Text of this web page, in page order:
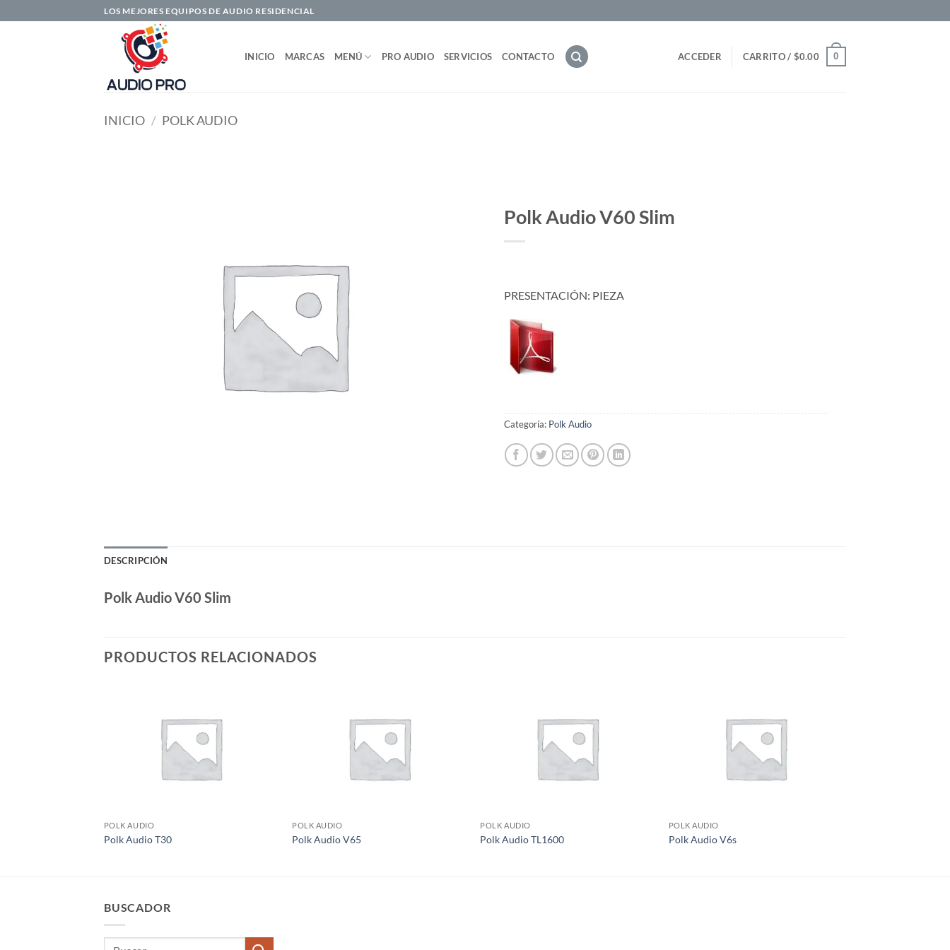
al
LOS MEJORES EQUIPOS DE AUDIO RESIDENCIAL
INICIO MARCAS MENÚ PRO AUDIO SERVICIOS CONTACTO ACCEDER CARRITO / $0.00 0
INICIO / POLK AUDIO
Polk Audio V60 Slim
PRESENTACIÓN: PIEZA
Categoría: Polk Audio
DESCRIPCIÓN
Polk Audio V60 Slim
PRODUCTOS RELACIONADOS
POLK AUDIO
Polk Audio T30
POLK AUDIO
Polk Audio V65
POLK AUDIO
Polk Audio TL1600
POLK AUDIO
Polk Audio V6s
BUSCADOR
Buscar